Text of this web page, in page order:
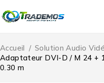
Accueil / Solution Audio
Adaptateur DVI-D / M 24 +
0.30 m